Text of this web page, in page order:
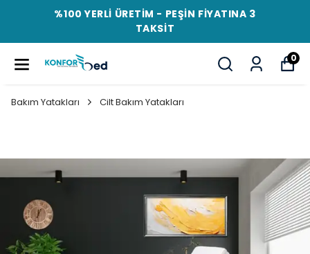
%100 YERLİ ÜRETİM - PEŞİN FİYATINA 3
TAKSİT
0
Bakım Yatakları Cilt Bakım Yatakları